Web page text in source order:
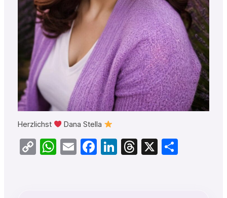
Herzlichst Dana Stella
CopyWhatsApp
EmailFacebook
LinkedIn
Threads
X Teilen